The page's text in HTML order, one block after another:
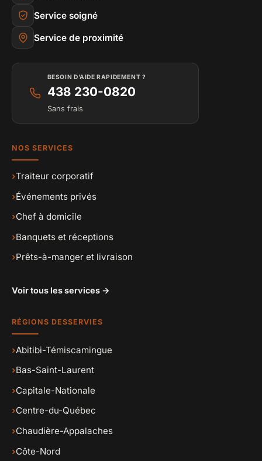
Service soigné
Service de proximité
BESOIN D’AIDE RAPIDEMENT ?
438 230-0820
Sans frais
NOS SERVICES
›Traiteur corporatif
›Événements privés
›Chef à domicile
›Banquets et réceptions
›Prêts-à-manger et livraison
Voir tous les services →
RÉGIONS DESSERVIES
›Abitibi-Témiscamingue
›Bas-Saint-Laurent
›Capitale-Nationale
›Centre-du-Québec
›Chaudière-Appalaches
›Côte-Nord